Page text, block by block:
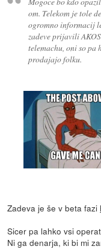
om. Telekom je tole
ogromno informacij
zadeve prijavili
telemachu, oni so pa
prodajajo folku.
Zadeva je še v beta fazi
Sicer pa lahko vsi
Ni ga denarja, ki bi mi